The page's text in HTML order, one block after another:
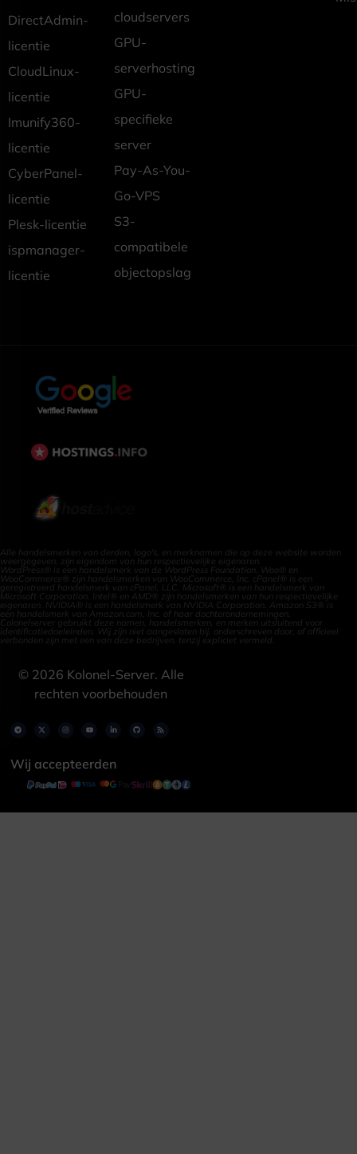
DirectAdmin-
licentie
CloudLinux-
licentie
Imunify360-
licentie
CyberPanel-
licentie
Plesk-licentie
ispmanager-
licentie
cloudservers
GPU-
serverhosting
GPU-
specifieke
server
Pay-As-You-
Go-VPS
S3-
compatibele
objectopslag
Alle handelsmerken van derden, logo's, en merknamen die op deze website worden
weergegeven, zijn eigendom van hun respectievelijke eigenaren.
WordPress® is een handelsmerk van de WordPress Foundation. Woo® en
WooCommerce® zijn handelsmerken van WooCommerce, Inc. cPanel® is een
geregistreerd handelsmerk van cPanel, LLC. Microsoft® is een handelsmerk van
Microsoft Corporation. Intel® en AMD® zijn handelsmerken van hun respectievelijke
eigenaren. NVIDIA® is een handelsmerk van NVIDIA Corporation. Amazon S3® is
een handelsmerk van Amazon.com, Inc. of haar dochterondernemingen.
Colonelserver gebruikt deze namen, handelsmerken, en merken uitsluitend voor
identificatiedoeleinden. Wij zijn niet aangesloten bij, onderschreven door, of officieel
verbonden zijn met een van deze bedrijven, tenzij expliciet vermeld.
© 2026 Kolonel-Server. Alle
rechten voorbehouden
Wij accepteerden